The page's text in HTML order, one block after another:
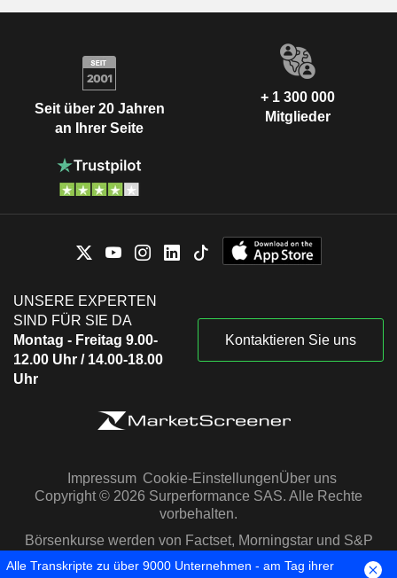
Seit über 20 Jahren
an Ihrer Seite
+ 1 300 000
Mitglieder
UNSERE EXPERTEN
SIND FÜR SIE DA
Montag - Freitag 9.00-
12.00 Uhr / 14.00-18.00
Uhr
Kontaktieren Sie uns
Impressum Cookie-EinstellungenÜber uns
Copyright © 2026 Surperformance SAS. Alle Rechte
vorbehalten.
Börsenkurse werden von Factset, Morningstar und S&P
Capital IQ zur Verfügung gestellt
Alle Transkripte zu über 9000 Unternehmen - am Tag ihrer